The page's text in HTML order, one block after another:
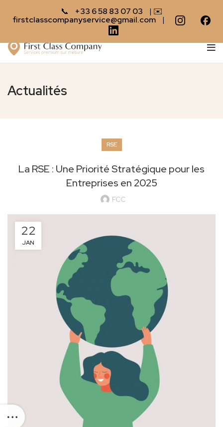
📞 +33 6 58 83 07 03
| ✉️
firstclasscompanyservice@gmail.com
|
Actualités
RSE
La RSE : Une Priorité Stratégique pour les
Entreprises en 2025
FCC
22
JAN